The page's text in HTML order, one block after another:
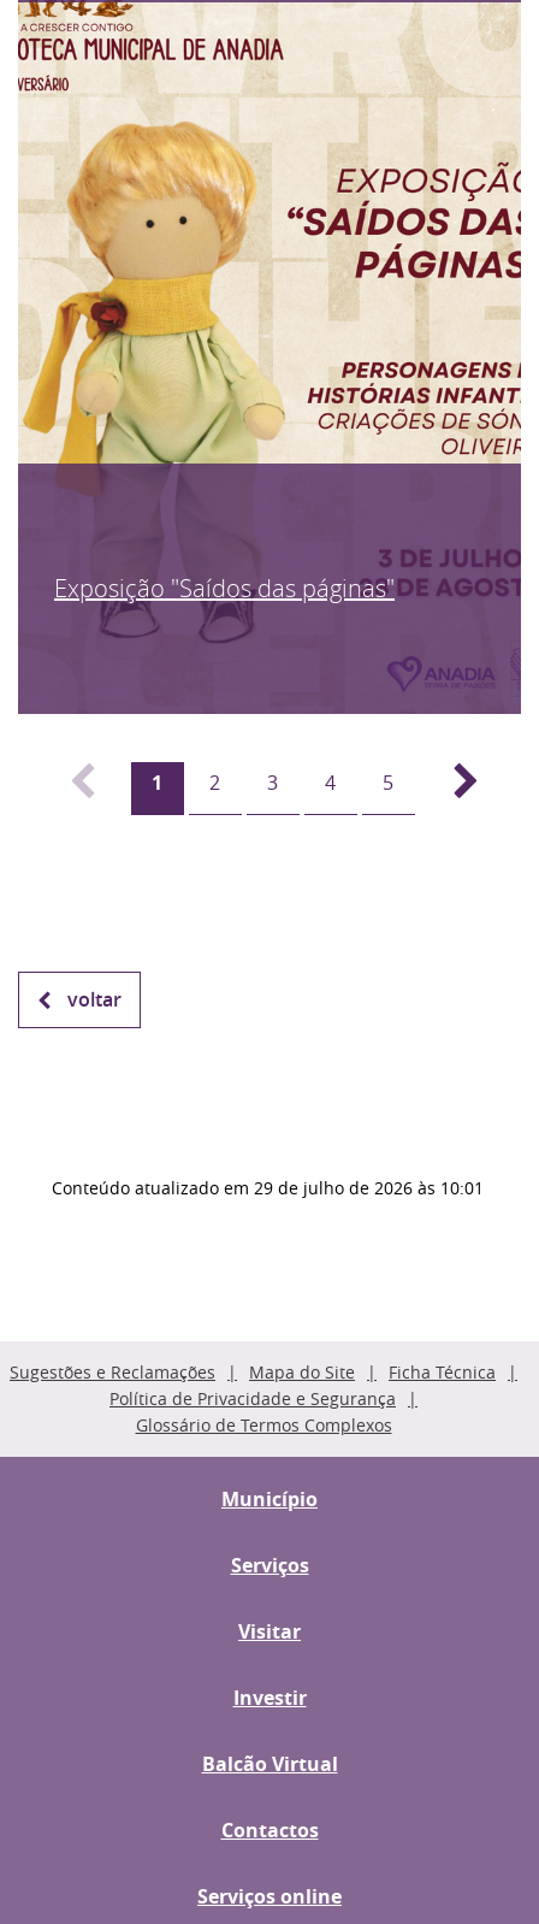
Exposição "Saídos das páginas"
1 2 3 4 5
voltar
Conteúdo atualizado em 29 de julho de 2026 às 10:01
Sugestões e Reclamações Mapa do Site
Ficha Técnica
Política de Privacidade e Segurança
Glossário de Termos Complexos
Município
Serviços
Visitar
Investir
Balcão Virtual
Contactos
Serviços online